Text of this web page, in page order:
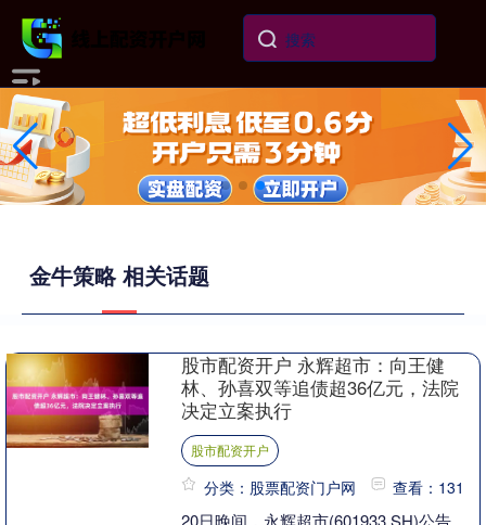
金牛策略 相关话题
股市配资开户 永辉超市：向王健
林、孙喜双等追债超36亿元，法院
决定立案执行
股市配资开户
分类：股票配资门户网 查看：131
20日晚间，永辉超市(601933.SH)公告